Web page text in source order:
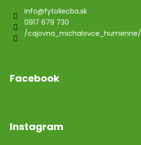
info@fytoliecba.sk
0917 679 730
/cajovna_michalovce_humenne/
Facebook
Instagram